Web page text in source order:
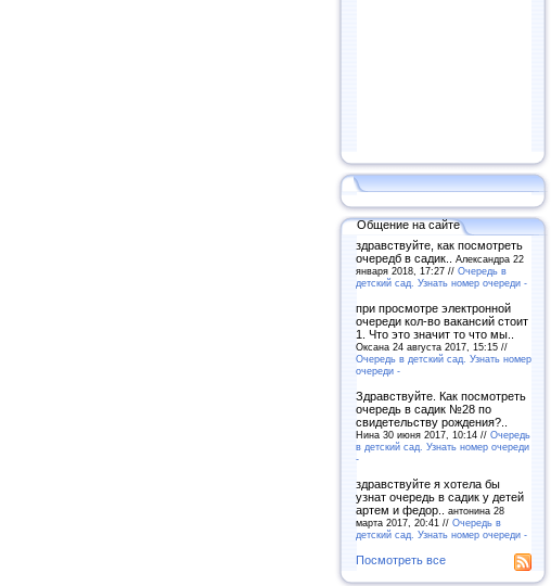
Общение на сайте
здравствуйте, как посмотреть
очередб в садик.. Александра 22
января 2018, 17:27 // Очередь в
детский сад. Узнать номер очереди -
при просмотре электронной
очереди кол-во вакансий стоит
1. Что это значит то что мы..
Оксана 24 августа 2017, 15:15 //
Очередь в детский сад. Узнать номер
очереди -
Здравствуйте. Как посмотреть
очередь в садик №28 по
свидетельству рождения?..
Нина 30 июня 2017, 10:14 // Очередь
в детский сад. Узнать номер очереди
-
здравствуйте я хотела бы
узнат очередь в садик у детей
артем и федор.. антонина 28
марта 2017, 20:41 // Очередь в
детский сад. Узнать номер очереди -
Посмотреть все